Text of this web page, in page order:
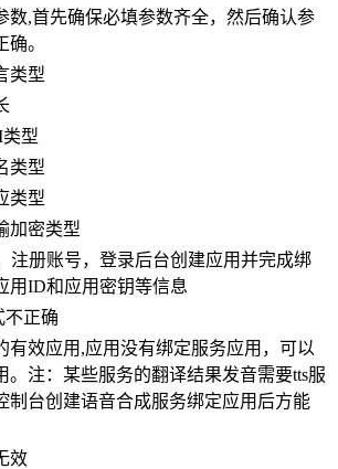
数,首先确保必填参数齐全，然后确认参
。
类型
型
类型
类型
加密类型
注册账号，登录后台创建应用并完成绑
用ID和应用密钥等信息
不正确
有效应用,应用没有绑定服务应用，可以
。注：某些服务的翻译结果发音需要tts服
制台创建语音合成服务绑定应用后方能
效